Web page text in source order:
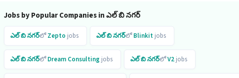
Jobs by Popular Companies in ఎల్ బి నగర్
ఎల్ బి నగర్లోZepto jobs ఎల్ బి నగర్లోBlinkitjobs
ఎల్ బి నగర్లోDream Consulting jobs ఎల్ బి నగర్లోV2jobs